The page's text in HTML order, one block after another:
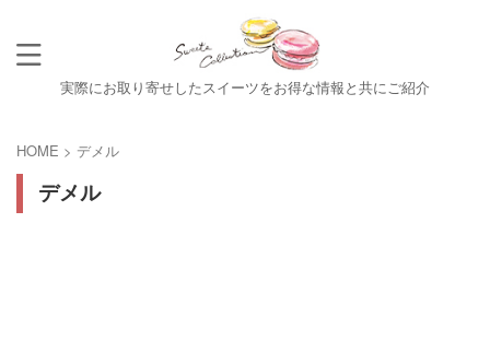
実際にお取り寄せしたスイーツをお得な情報と共にご紹介
HOME > デメル
デメル